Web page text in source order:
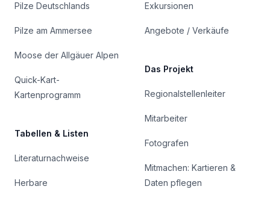
Pilze Deutschlands
Pilze am Ammersee
Moose der Allgäuer Alpen
Quick-Kart-
Kartenprogramm
Tabellen & Listen
Literaturnachweise
Herbare
Exkursionen
Angebote / Verkäufe
Das Projekt
Regionalstellenleiter
Mitarbeiter
Fotografen
Mitmachen: Kartieren &
Daten pflegen